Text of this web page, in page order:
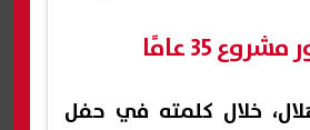
35 عامًا
خلال كلمته في حفل